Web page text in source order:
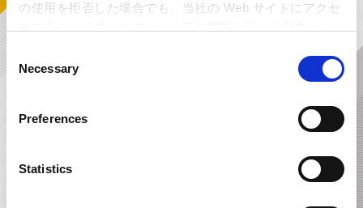
の使用を拒否した場合でも、当社の Web サイトにアクセ
Selection
Necessary
Preferences
Statistics
ット ～金管楽器アンサンブル～